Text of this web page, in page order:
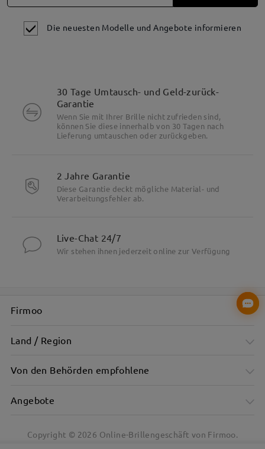
Die neuesten Modelle und Angebote informieren
30 Tage Umtausch- und Geld-zurück-
Garantie
Wenn Sie mit Ihrer Brille nicht zufrieden sind,
können Sie diese innerhalb von 30 Tagen nach
Lieferung umtauschen oder zurückgeben.
2 Jahre Garantie
Diese Garantie deckt mögliche Material- und
Verarbeitungsfehler ab.
Live-Chat 24/7
Wir stehen ihnen jederzeit online zur Verfügung
Firmoo
Land / Region
Von den Behörden empfohlene
Angebote
Copyright © 2026 Online-Brillengeschäft von Firmoo.